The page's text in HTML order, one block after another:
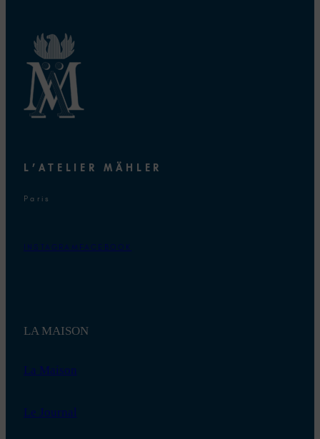
L’ATELIER MÄHLER
Paris
INSTAGRAM FACEBOOK
LA MAISON
La Maison
Le Journal